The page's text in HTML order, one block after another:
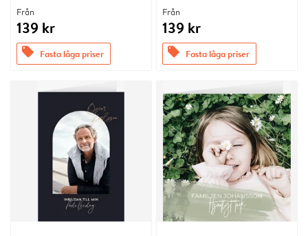
Från
139 kr
offers Fasta låga priser
Från
139 kr
offers Fasta låga priser